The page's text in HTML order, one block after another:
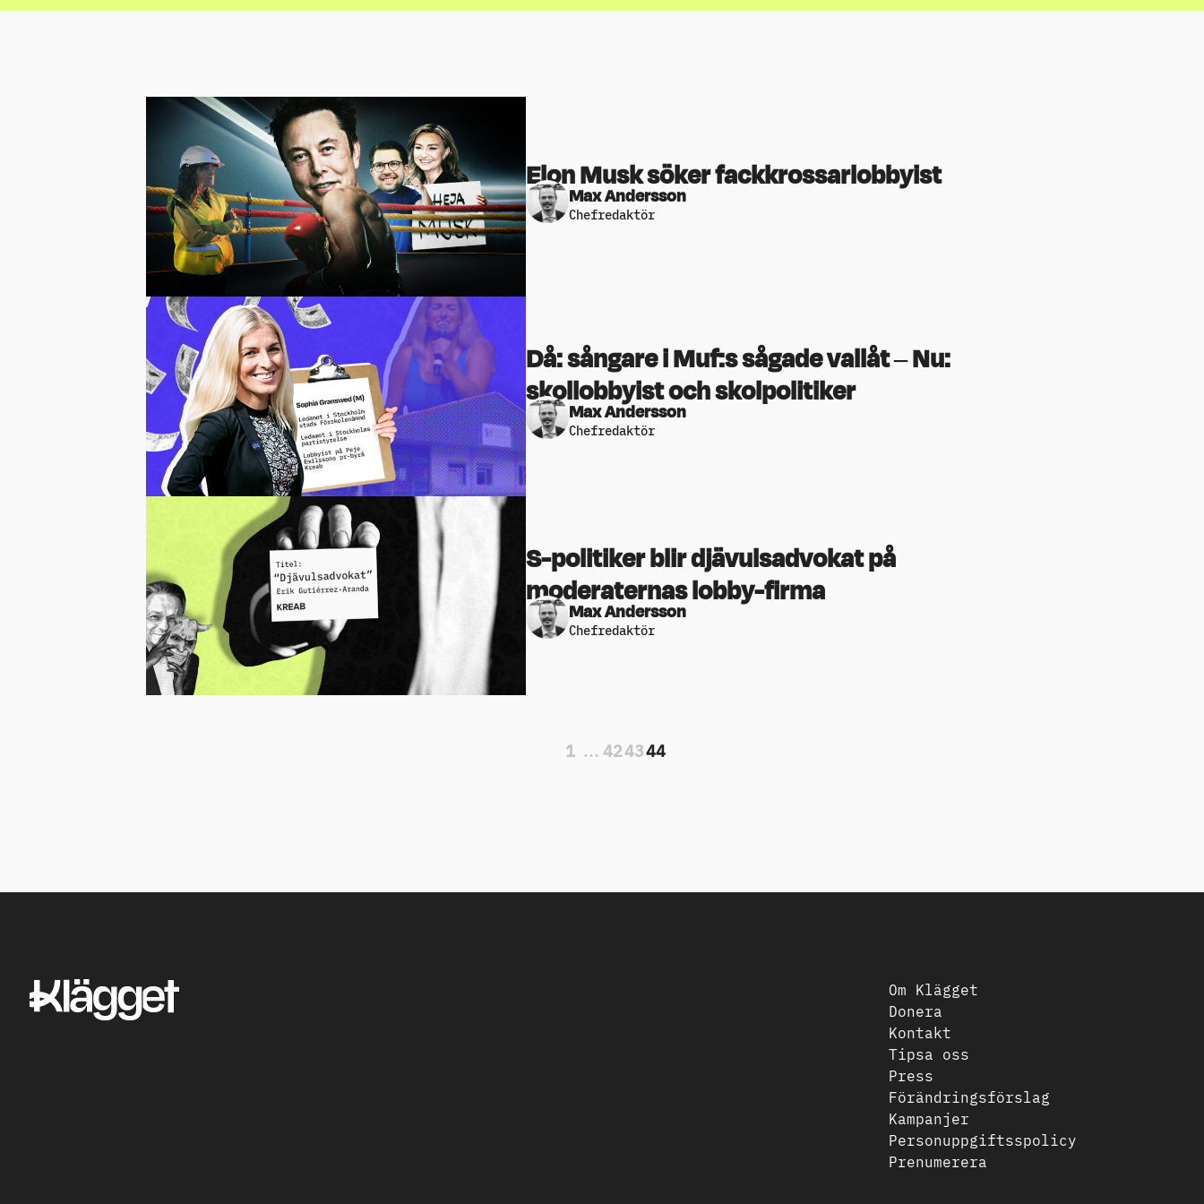
Elon Musk söker fackkrossarlobbyist
Max Andersson
Chefredaktör
Då: sångare i Muf:s sågade vallåt – Nu:
skollobbyist och skolpolitiker
Max Andersson
Chefredaktör
S-politiker blir djävulsadvokat på
moderaternas lobby-firma
Max Andersson
Chefredaktör
1 … 424344
Om Klägget
Donera
Kontakt
Tipsa oss
Press
Förändringsförslag
Kampanjer
Personuppgiftsspolicy
Prenumerera